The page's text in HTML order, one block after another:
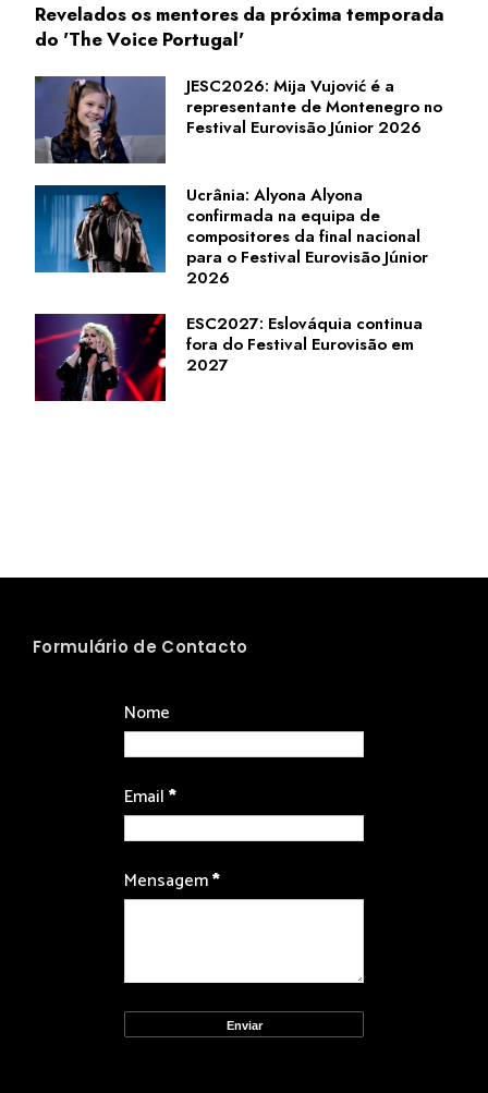
Revelados os mentores da próxima temporada
do 'The Voice Portugal'
JESC2026: Mija Vujović é a
representante de Montenegro no
Festival Eurovisão Júnior 2026
Ucrânia: Alyona Alyona
confirmada na equipa de
compositores da final nacional
para o Festival Eurovisão Júnior
2026
ESC2027: Eslováquia continua
fora do Festival Eurovisão em
2027
Formulário de Contacto
Nome
Email*
Mensagem*